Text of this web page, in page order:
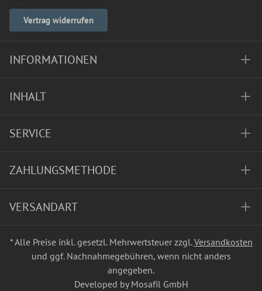
Vertrag widerrufen
INFORMATIONEN
INHALT
SERVICE
ZAHLUNGSMETHODE
VERSANDART
* Alle Preise inkl. gesetzl. Mehrwertsteuer zzgl.Versandkosten
und ggf. Nachnahmegebühren, wenn nicht anders
angegeben.
Developed by Mosafil GmbH